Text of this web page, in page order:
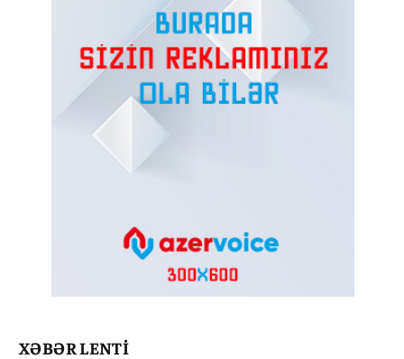
XƏBƏR LENTİ